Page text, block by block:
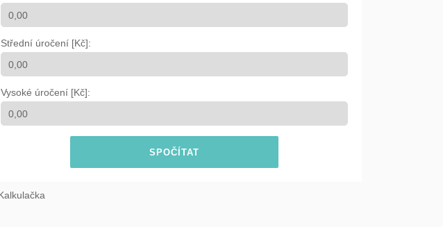
Střední úročení [Kč]:
Vysoké úročení [Kč]:
SPOČÍTAT